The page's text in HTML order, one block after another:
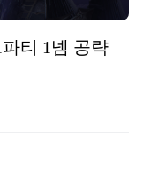
티 1넴 공략